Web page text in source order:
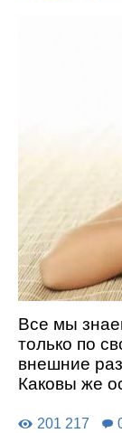
Все мы
только по
внешние
Каковы же
201 217